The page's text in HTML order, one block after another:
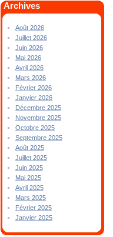
Archives
Août 2026
Juillet 2026
Juin 2026
Mai 2026
Avril 2026
Mars 2026
Février 2026
Janvier 2026
Décembre 2025
Novembre 2025
Octobre 2025
Septembre 2025
Août 2025
Juillet 2025
Juin 2025
Mai 2025
Avril 2025
Mars 2025
Février 2025
Janvier 2025